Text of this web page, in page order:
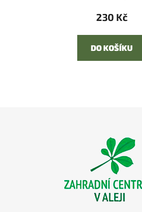
230 Kč
DO KOŠÍKU